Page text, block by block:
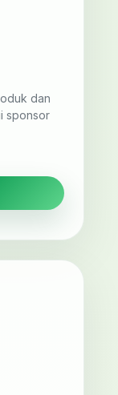
dan
sponsor